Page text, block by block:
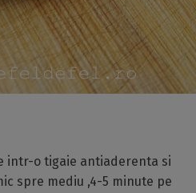
intr-o tigaie antiaderenta si
spre mediu ,4-5 minute pe